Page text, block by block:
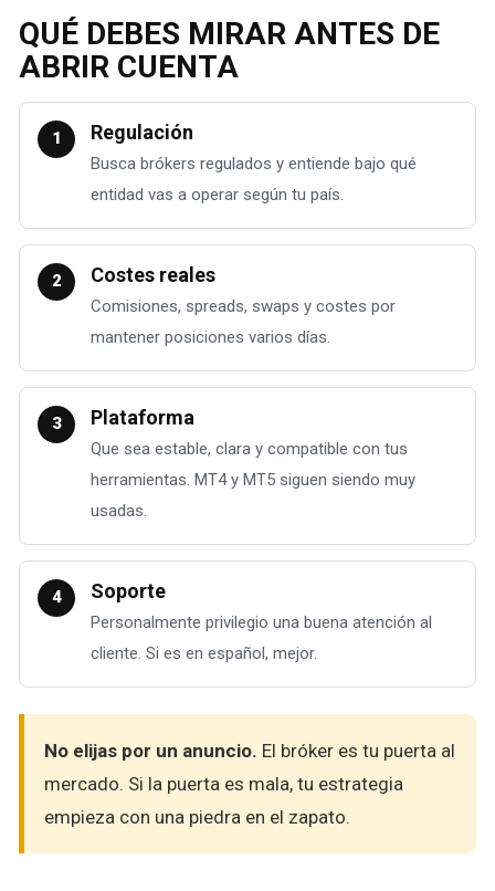
QUÉ DEBES MIRAR ANTES DE
ABRIR CUENTA
1 Regulación
Busca brókers regulados y entiende bajo qué
entidad vas a operar según tu país.
2 Costes reales
Comisiones, spreads, swaps y costes por
mantener posiciones varios días.
3 Plataforma
Que sea estable, clara y compatible con tus
herramientas. MT4 y MT5 siguen siendo muy
usadas.
4 Soporte
Personalmente privilegio una buena atención al
cliente. Si es en español, mejor.
No elijas por un anuncio. El bróker es tu puerta al
mercado. Si la puerta es mala, tu estrategia
empieza con una piedra en el zapato.